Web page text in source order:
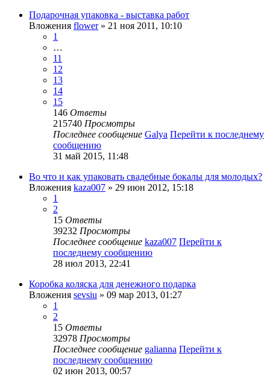
Подарочная упаковка - выставка работ
Вложения flower» 21 ноя 2011, 10:10
1
…
11
12
13
14
15
146 Ответы
215740 Просмотры
Последнее сообщение Galya Перейти к последнему
сообщению
31 май 2015, 11:48
Во что и как упаковать свадебные бокалы для молодых?
Вложения kaza007 » 29 июн 2012, 15:18
1
2
15 Ответы
39232 Просмотры
Последнее сообщение kaza007 Перейти к
последнему сообщению
28 июл 2013, 22:41
Коробка коляска для денежного подарка
Вложения sevsiu » 09 мар 2013, 01:27
1
2
15 Ответы
32978 Просмотры
Последнее сообщение galianna Перейти к
последнему сообщению
02 июн 2013, 00:57